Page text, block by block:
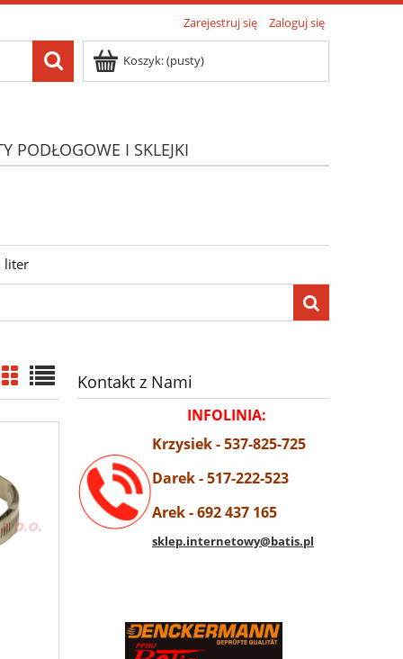
Zarejestruj się Zaloguj się
Koszyk:(pusty)
PODŁOGOWE I SKLEJKI
liter
Kontakt z Nami
INFOLINIA:
Krzysiek - 537-825-725
Darek - 517-222-523
Arek - 692 437 165
sklep.internetowy@batis.pl